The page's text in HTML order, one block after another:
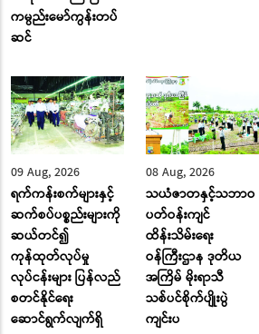
ကမ္ပည်းမော်ကွန်းတပ်
ဆင်
09 Aug, 2026
ရက်ကန်းစက်များနှင့်
ဆက်စပ်ပစ္စည်းများကို
ဆယ်တင်၍
ကုန်ထုတ်လုပ်မှု
လုပ်ငန်းများ ပြန်လည်
စတင်နိုင်ရေး
ဆောင်ရွက်လျက်ရှိ
08 Aug, 2026
သယံဇာတနှင့်သဘာဝ
ပတ်ဝန်းကျင်
ထိန်းသိမ်းရေး
ဝန်ကြီးဌာန ဒုတိယ
အကြိမ် မိုးရာသီ
သစ်ပင်စိုက်ပျိုးပွဲ
ကျင်းပ